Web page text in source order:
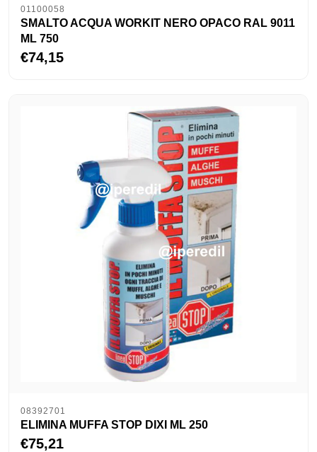
01100058
SMALTO ACQUA WORKIT NERO OPACO RAL 9011
ML 750
€74,15
08392701
ELIMINA MUFFA STOP DIXI ML 250
€75,21